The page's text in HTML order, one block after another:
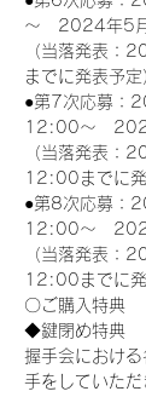
～　2024年5
（当落発表：
までに発表予定
●第7次応募：
12:00～　
（当落発表：
12:00までに発
●第8次応募：
12:00～　
（当落発表：
12:00までに発
〇ご購入特典
◆鍵閉め特典
握手会におけ
手をしていた